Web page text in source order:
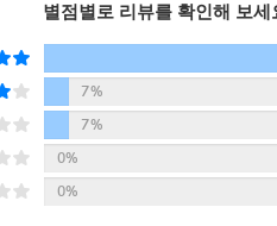
별점별로 리뷰를 확인해 보세
7%
7%
0%
0%